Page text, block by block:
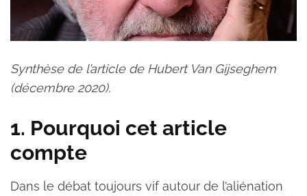
Synthèse de l’article de Hubert Van Gijseghem
(décembre 2020).
1. Pourquoi cet article
compte
Dans le débat toujours vif autour de l’aliénation